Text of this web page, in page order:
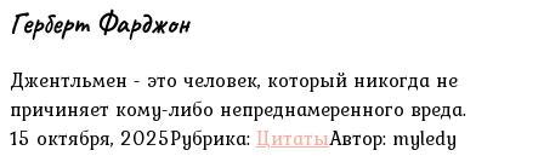
Герберт Фарджон
Джентльмен - это человек, который никогда не
причиняет кому-либо непреднамеренного вреда.
15 октября, 2025Рубрика: ЦитатыАвтор: myledy